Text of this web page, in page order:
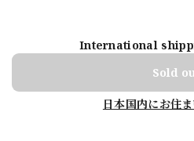
International
Sold
日本国内にお住